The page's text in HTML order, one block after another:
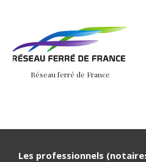
Réseau ferré de France
Les professionnels